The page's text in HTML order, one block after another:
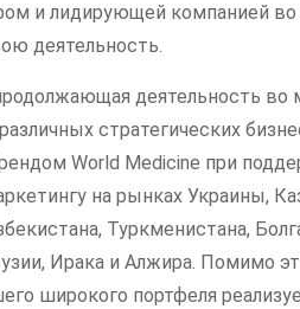
и лидирующей компанией во
деятельность.
деятельность во
стратегических
World Medicine при
на рынках Украины,
Туркменистана,
Ирака и Алжира. Помимо
широкого портфеля